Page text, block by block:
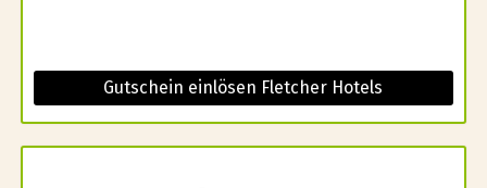
Gutschein einlösen Fletcher Hotels